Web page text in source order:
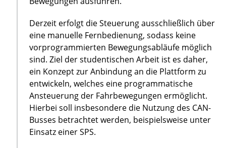
Derzeit erfolgt die Steuerung ausschließlich über
eine manuelle Fernbedienung, sodass keine
vorprogrammierten Bewegungsabläufe möglich
sind. Ziel der studentischen Arbeit ist es daher,
ein Konzept zur Anbindung an die Plattform zu
entwickeln, welches eine programmatische
Ansteuerung der Fahrbewegungen ermöglicht.
Hierbei soll insbesondere die Nutzung des CAN-
Busses betrachtet werden, beispielsweise unter
Einsatz einer SPS.